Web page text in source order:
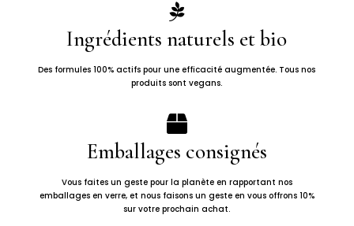

Ingrédients naturels et bio
Des formules 100% actifs pour une efficacité augmentée. Tous nos
produits sont vegans.

Emballages consignés
Vous faites un geste pour la planète en rapportant nos
emballages en verre, et nous faisons un geste en vous offrons 10%
sur votre prochain achat.